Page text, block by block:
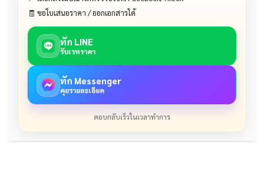
🧾 ขอใบเสนอราคา / ออกเอกสารได้
ทัก LINE
รับเรทราคา
ทัก Messenger
คุยรายละเอียด
ตอบกลับเร็วในเวลาทำการ